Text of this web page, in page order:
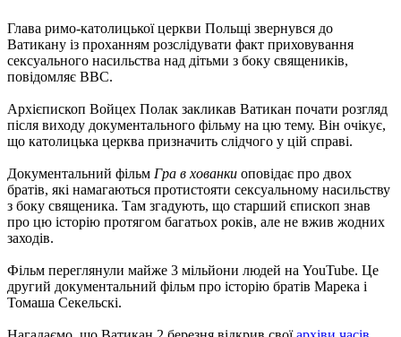
Глава римо-католицької церкви Польщі звернувся до
Ватикану із проханням розслідувати факт приховування
сексуального насильства над дітьми з боку священиків,
повідомляє BBC.
Архієпископ Войцех Полак закликав Ватикан почати розгляд
після виходу документального фільму на цю тему. Він очікує,
що католицька церква призначить слідчого у цій справі.
Документальний фільм Гра в хованки оповідає про двох
братів, які намагаються протистояти сексуальному насильству
з боку священика. Там згадують, що старший єпископ знав
про цю історію протягом багатьох років, але не вжив жодних
заходів.
Фільм переглянули майже 3 мільйони людей на YouTube. Це
другий документальний фільм про історію братів Марека і
Томаша Секельскі.